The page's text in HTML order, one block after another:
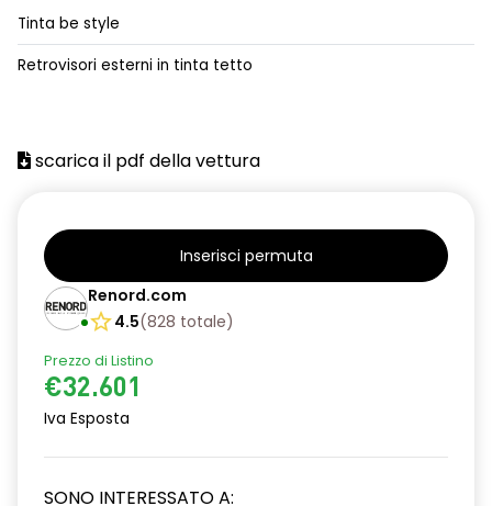
alzacristalli posteriori elettrici impulsionali
azacristalli anteriori elettrici e impulsionali
cerchi in lega da 18''
climatizzatore automatico
criterio tecnico per tetto panoramico
design cerchi in lega da 18'' diamantati black hole
disattivazione ADAS
distance warning avviso distanza di sicurezza
doppio fondo bagagliaio
Tinta be style
Retrovisori esterni in tinta tetto
scarica il pdf della vettura
Inserisci permuta
Renord.com
4.5(828 totale)
Prezzo di Listino
€32.601
Iva Esposta
SONO INTERESSATO A: